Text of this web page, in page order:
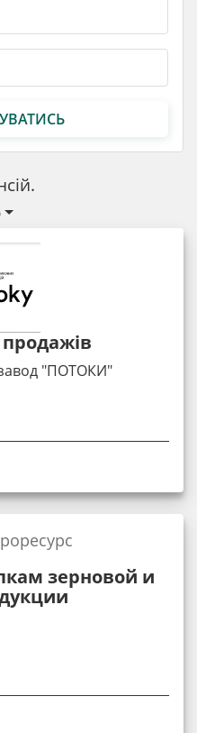
"ПОТОКИ"
зерновой и